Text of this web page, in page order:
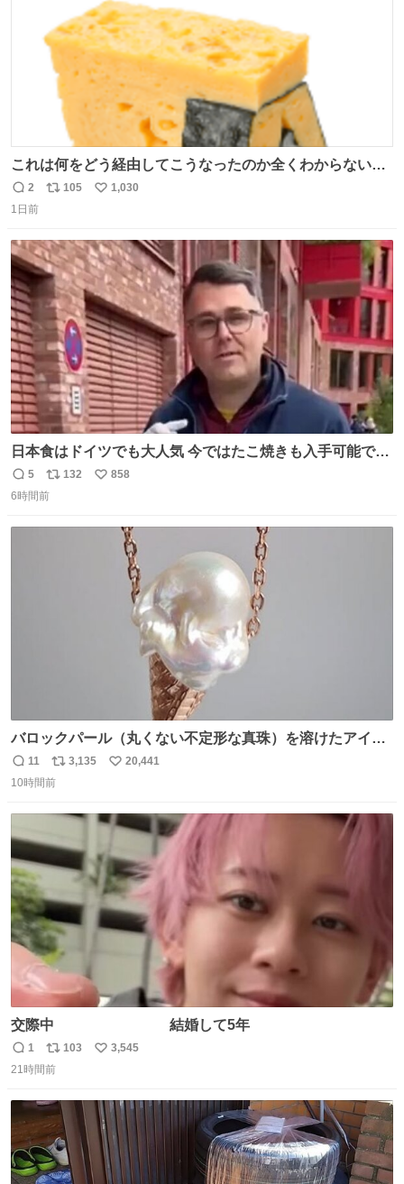
これは何をどう経由してこうなったのか全くわからない構
造のすしざんまいの玉子
返
信
2
リ
ト
数
105
い
数
1,030
1日前
日本食はドイツでも大人気 今ではたこ焼きも入手可能です
が、🥑や🌽、ウィンナーや枝豆などが入っているオリジナ
ルたこ焼きへと進化 大使館の広報課長ハインリッヒは、日
焼いてました👏（ええ笑顔や） #たこ焼きの日
返
信
5
リ
ポ
132
い
858
6時間前
バロックパール（丸くない不定形な真珠）を溶けたアイス
や飴玉、雲、アヒルに見立ててジュエリーデザイナー、
Ben Choi 蔡俊文さんの作品。
返
信
11
リ
ポ
数
3,135
い
数
20,441
10時間前
交際中 結婚して5年
返
信
1
リ
ポ
ト
数
103
い
数
3,545
21時間前